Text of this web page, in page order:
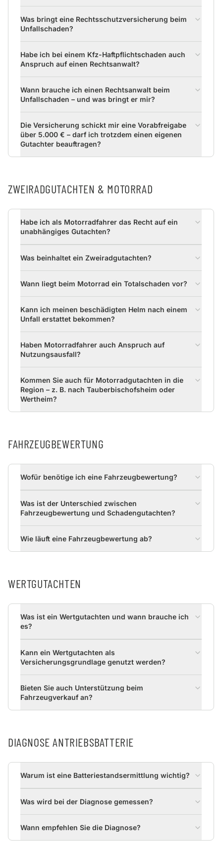
Was bringt eine Rechtsschutzversicherung beim
Unfallschaden?
Habe ich bei einem Kfz-Haftpflichtschaden auch
Anspruch auf einen Rechtsanwalt?
Wann brauche ich einen Rechtsanwalt beim
Unfallschaden – und was bringt er mir?
Die Versicherung schickt mir eine Vorabfreigabe
über 5.000 € – darf ich trotzdem einen eigenen
Gutachter beauftragen?
ZWEIRADGUTACHTEN & MOTORRAD
Habe ich als Motorradfahrer das Recht auf ein
unabhängiges Gutachten?
Was beinhaltet ein Zweiradgutachten?
Wann liegt beim Motorrad ein Totalschaden vor?
Kann ich meinen beschädigten Helm nach einem
Unfall erstattet bekommen?
Haben Motorradfahrer auch Anspruch auf
Nutzungsausfall?
Kommen Sie auch für Motorradgutachten in die
Region – z. B. nach Tauberbischofsheim oder
Wertheim?
FAHRZEUGBEWERTUNG
Wofür benötige ich eine Fahrzeugbewertung?
Was ist der Unterschied zwischen
Fahrzeugbewertung und Schadengutachten?
Wie läuft eine Fahrzeugbewertung ab?
WERTGUTACHTEN
Was ist ein Wertgutachten und wann brauche ich
es?
Kann ein Wertgutachten als
Versicherungsgrundlage genutzt werden?
Bieten Sie auch Unterstützung beim
Fahrzeugverkauf an?
DIAGNOSE ANTRIEBSBATTERIE
Warum ist eine Batteriestandsermittlung wichtig?
Was wird bei der Diagnose gemessen?
Wann empfehlen Sie die Diagnose?